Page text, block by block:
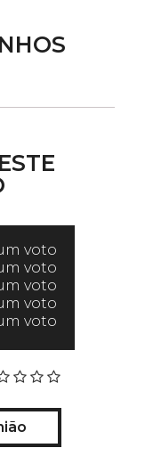
voto
voto
voto
voto
voto